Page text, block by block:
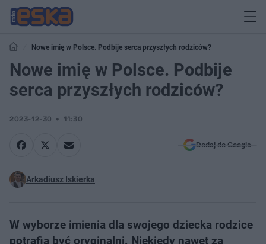
Nowe imię w Polsce. Podbije serca przyszłych rodziców?
Nowe imię w Polsce. Podbije
serca przyszłych rodziców?
2023-12-30 11:30
Dodaj do Google
Arkadiusz Iskierka
W wyborze imienia dla swojego dziecka rodzice
potrafią być oryginalni. Niekiedy nawet za